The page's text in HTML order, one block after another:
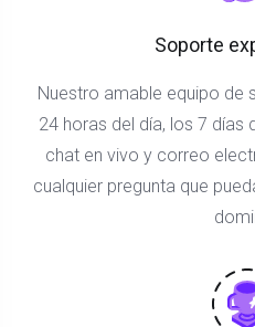
Soporte
Nuestro amable equipo de
24 horas del día, los 7 días
chat en vivo y correo
cualquier pregunta que